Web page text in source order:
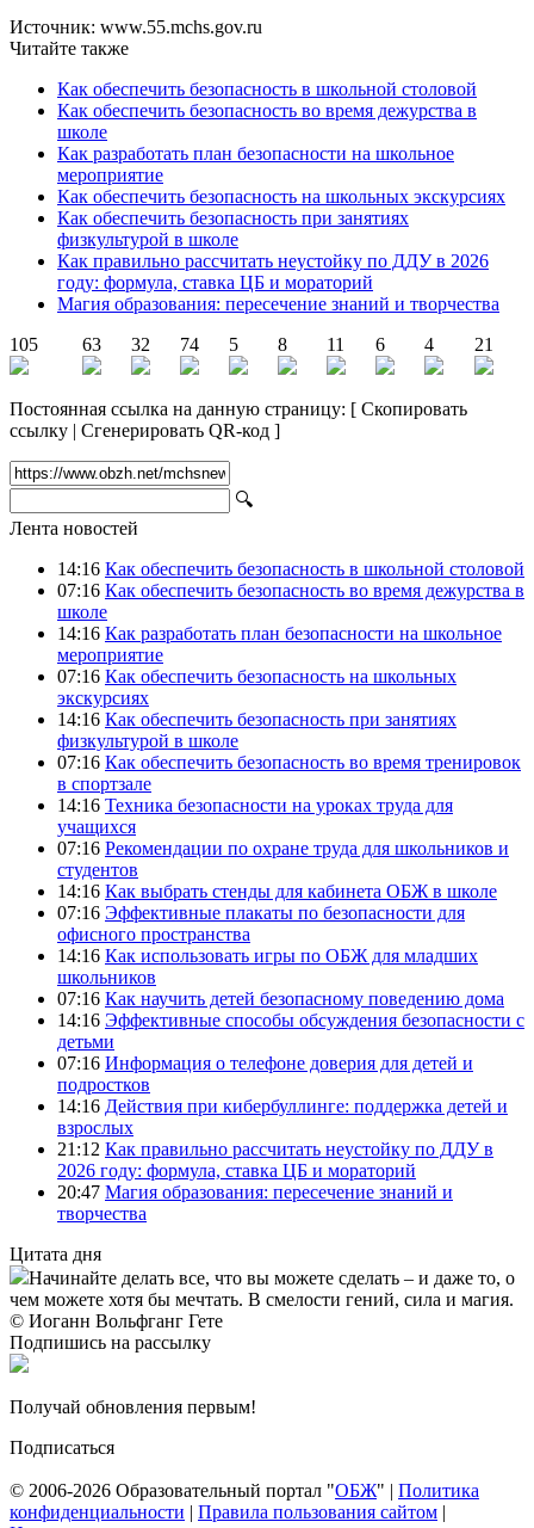
Источник: www.55.mchs.gov.ru
Читайте также
Как обеспечить безопасность в школьной столовой
Как обеспечить безопасность во время дежурства в
школе
Как разработать план безопасности на школьное
мероприятие
Как обеспечить безопасность на школьных экскурсиях
Как обеспечить безопасность при занятиях
физкультурой в школе
Как правильно рассчитать неустойку по ДДУ в 2026
году: формула, ставка ЦБ и мораторий
Магия образования: пересечение знаний и творчества
105
63 32 74 5 8 11 6 4 21
Постоянная ссылка на данную страницу: [ Скопировать
ссылку | Сгенерировать QR-код ]
🔍
Лента новостей
14:16 Как обеспечить безопасность в школьной столовой
07:16 Как обеспечить безопасность во время дежурства в
школе
14:16 Как разработать план безопасности на школьное
мероприятие
07:16 Как обеспечить безопасность на школьных
экскурсиях
14:16 Как обеспечить безопасность при занятиях
физкультурой в школе
07:16 Как обеспечить безопасность во время тренировок
в спортзале
14:16 Техника безопасности на уроках труда для
учащихся
07:16 Рекомендации по охране труда для школьников и
студентов
14:16 Как выбрать стенды для кабинета ОБЖ в школе
07:16 Эффективные плакаты по безопасности для
офисного пространства
14:16 Как использовать игры по ОБЖ для младших
школьников
07:16 Как научить детей безопасному поведению дома
14:16 Эффективные способы обсуждения безопасности с
детьми
07:16 Информация о телефоне доверия для детей и
подростков
14:16 Действия при кибербуллинге: поддержка детей и
взрослых
21:12 Как правильно рассчитать неустойку по ДДУ в
2026 году: формула, ставка ЦБ и мораторий
20:47 Магия образования: пересечение знаний и
творчества
Цитата дня
Начинайте делать все, что вы можете сделать – и даже то, о
чем можете хотя бы мечтать. В смелости гений, сила и магия.
© Иоганн Вольфганг Гете
Подпишись на рассылку
Получай обновления первым!
Подписаться
© 2006-2026 Образовательный портал "ОБЖ" | Политика
конфиденциальности | Правила пользования сайтом |